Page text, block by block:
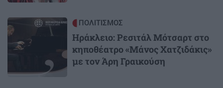
Image ΠΟΛΙΤΙΣΜΟΣ
Ηράκλειο: Ρεσιτάλ Μότσαρτ στο
κηποθέατρο «Μάνος Χατζιδάκις»
με τον Άρη Γραικούση